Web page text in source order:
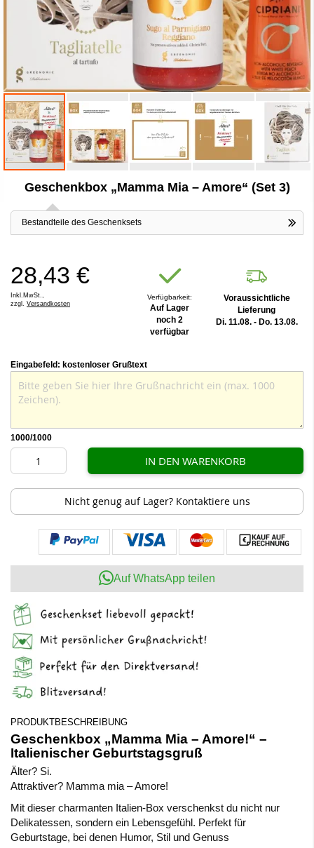
Anfang
Bildergalerie
springen
Geschenkbox „Mamma Mia – Amore“ (Set 3)
Bestandteile des Geschenksets
28,43 €
Inkl.MwSt.,
zzgl. Versandkosten
Verfügbarkeit:
Auf Lager
noch 2
verfügbar
Voraussichtliche
Lieferung
Di. 11.08. - Do. 13.08.
Eingabefeld: kostenloser Grußtext
1000/1000
IN DEN WARENKORB
Nicht genug auf Lager? Kontaktiere uns
Auf WhatsApp teilen
PRODUKTBESCHREIBUNG
Geschenkbox „Mamma Mia – Amore!“ –
Italienischer Geburtstagsgruß
Älter? Si.
Attraktiver? Mamma mia – Amore!
Mit dieser charmanten Italien-Box verschenkst du nicht nur
Delikatessen, sondern ein Lebensgefühl. Perfekt für
Geburtstage, bei denen Humor, Stil und Genuss